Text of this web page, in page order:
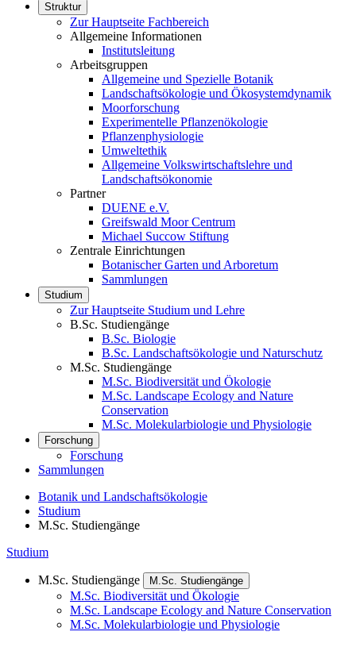
Struktur
Zur Hauptseite Fachbereich
Allgemeine Informationen
Institutsleitung
Arbeitsgruppen
Allgemeine und Spezielle Botanik
Landschaftsökologie und Ökosystemdynamik
Moorforschung
Experimentelle Pflanzenökologie
Pflanzenphysiologie
Umweltethik
Allgemeine Volkswirtschaftslehre und
Landschaftsökonomie
Partner
DUENE e.V.
Greifswald Moor Centrum
Michael Succow Stiftung
Zentrale Einrichtungen
Botanischer Garten und Arboretum
Sammlungen
Studium
Zur Hauptseite Studium und Lehre
B.Sc. Studiengänge
B.Sc. Biologie
B.Sc. Landschaftsökologie und Naturschutz
M.Sc. Studiengänge
M.Sc. Biodiversität und Ökologie
M.Sc. Landscape Ecology and Nature
Conservation
M.Sc. Molekularbiologie und Physiologie
Forschung
Forschung
Sammlungen
Botanik und Landschaftsökologie
Studium
M.Sc. Studiengänge
Studium
M.Sc. Studiengänge M.Sc. Studiengänge
M.Sc. Biodiversität und Ökologie
M.Sc. Landscape Ecology and Nature Conservation
M.Sc. Molekularbiologie und Physiologie